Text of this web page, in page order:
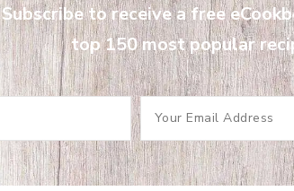
Subscribe to receive a free
top 150 most popular